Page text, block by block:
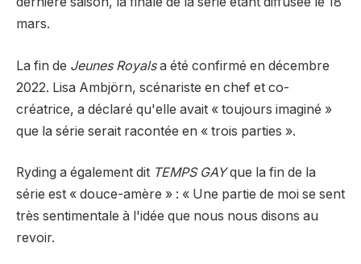
mars.
La fin de Jeunes Royalsa été confirmé en décembre
2022. Lisa Ambjörn, scénariste en chef et co-
créatrice, a déclaré qu'elle avait « toujours imaginé »
que la série serait racontée en « trois parties ».
Ryding a également dit TEMPS GAYque la fin de la
série est « douce-amère » : « Une partie de moi se sent
très sentimentale à l'idée que nous nous disons au
revoir.